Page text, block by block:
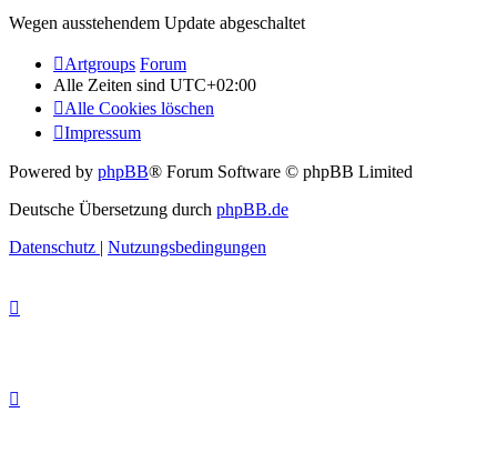
Wegen ausstehendem Update abgeschaltet
Artgroups Forum
Alle Zeiten sind UTC+02:00
Alle Cookies löschen
Impressum
Powered by phpBB® Forum Software © phpBB Limited
Deutsche Übersetzung durch phpBB.de
Datenschutz | Nutzungsbedingungen